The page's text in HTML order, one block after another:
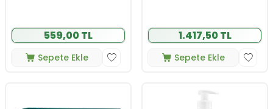
559,00 TL
Sepete Ekle
1.417,50 TL
Sepete Ekle